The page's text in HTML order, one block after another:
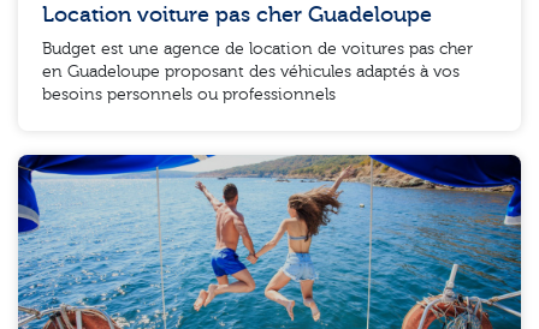
Location voiture pas cher Guadeloupe
Budget est une agence de location de voitures pas cher
en Guadeloupe proposant des véhicules adaptés à vos
besoins personnels ou professionnels